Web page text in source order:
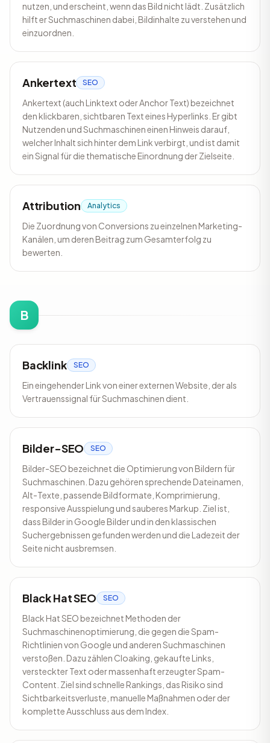
nutzen, und erscheint, wenn das Bild nicht lädt. Zusätzlich
hilft er Suchmaschinen dabei, Bildinhalte zu verstehen und
einzuordnen.
Ankertext SEO
Ankertext (auch Linktext oder Anchor Text) bezeichnet
den klickbaren, sichtbaren Text eines Hyperlinks. Er gibt
Nutzenden und Suchmaschinen einen Hinweis darauf,
welcher Inhalt sich hinter dem Link verbirgt, und ist damit
ein Signal für die thematische Einordnung der Zielseite.
Attribution Analytics
Die Zuordnung von Conversions zu einzelnen Marketing-
Kanälen, um deren Beitrag zum Gesamterfolg zu
bewerten.
B
Backlink SEO
Ein eingehender Link von einer externen Website, der als
Vertrauenssignal für Suchmaschinen dient.
Bilder-SEO SEO
Bilder-SEO bezeichnet die Optimierung von Bildern für
Suchmaschinen. Dazu gehören sprechende Dateinamen,
Alt-Texte, passende Bildformate, Komprimierung,
responsive Ausspielung und sauberes Markup. Ziel ist,
dass Bilder in Google Bilder und in den klassischen
Suchergebnissen gefunden werden und die Ladezeit der
Seite nicht ausbremsen.
Black Hat SEO SEO
Black Hat SEO bezeichnet Methoden der
Suchmaschinenoptimierung, die gegen die Spam-
Richtlinien von Google und anderen Suchmaschinen
verstoßen. Dazu zählen Cloaking, gekaufte Links,
versteckter Text oder massenhaft erzeugter Spam-
Content. Ziel sind schnelle Rankings, das Risiko sind
Sichtbarkeitsverluste, manuelle Maßnahmen oder der
komplette Ausschluss aus dem Index.